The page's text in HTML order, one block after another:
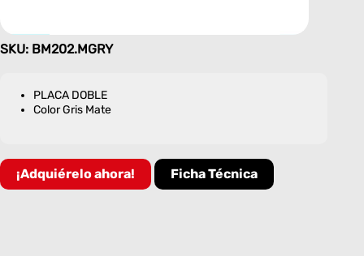
SKU: BM202.MGRY
PLACA DOBLE
Color Gris Mate
¡Adquiérelo ahora! Ficha Técnica